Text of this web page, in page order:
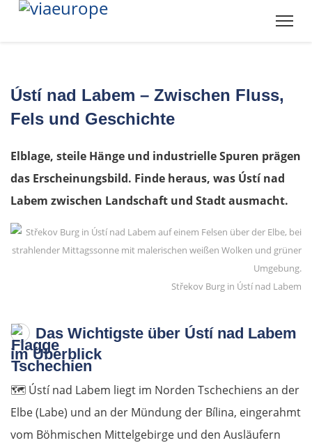
Ústí nad Labem – Zwischen Fluss,
Fels und Geschichte
Elblage, steile Hänge und industrielle Spuren prägen
das Erscheinungsbild. Finde heraus, was Ústí nad
Labem zwischen Landschaft und Stadt ausmacht.
Střekov Burg in Ústí nad Labem
Das Wichtigste über Ústí nad Labem
im Überblick
🗺️ Ústí nad Labem liegt im Norden Tschechiens an der
Elbe (Labe) und an der Mündung der Bílina, eingerahmt
vom Böhmischen Mittelgebirge und den Ausläufern